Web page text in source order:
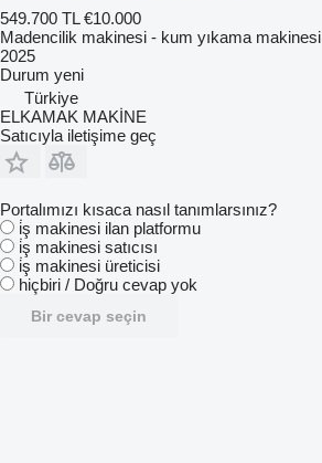
549.700 TL €10.000
Madencilik makinesi - kum yıkama makinesi
2025
Durum yeni
Türkiye
ELKAMAK MAKİNE
Satıcıyla iletişime geç
Portalımızı kısaca nasıl tanımlarsınız?
i̇ş makinesi ilan platformu
i̇ş makinesi satıcısı
i̇ş makinesi üreticisi
hiçbiri / Doğru cevap yok
Bir cevap seçin